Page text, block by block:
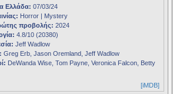
Ελλάδα: 07/03/24
Horror | Mystery
προβολής: 2024
4.8/10 (20380)
Jeff Wadlow
Greg Erb, Jason Oremland, Jeff Wadlow
DeWanda Wise, Tom Payne, Veronica Falcon, Betty
[iMDB]